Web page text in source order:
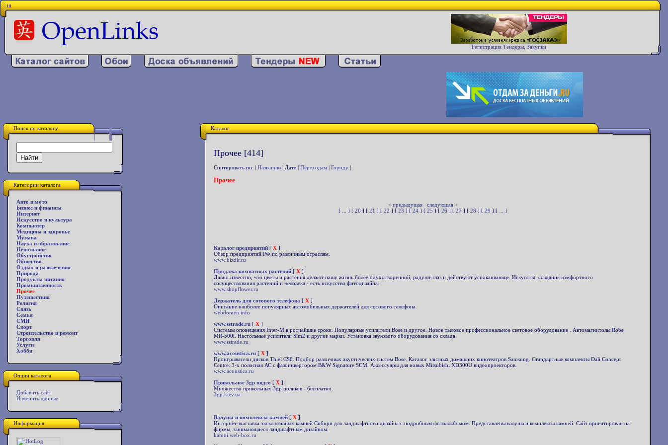
iii
Регистрация Тендеры, Закупки
Поиск по каталогу
Категории каталога
Авто и мото
Бизнес и финансы
Интернет
Искусство и культура
Компьютер
Медицина и здоровье
Музыка
Наука и образование
Непознаное
Обустройство
Общество
Отдых и развлечения
Природа
Продукты питания
Промышленность
Прочее
Путешествия
Религия
Связь
Семья
СМИ
Спорт
Строительство и ремонт
Торговля
Услуги
Хобби
Опции каталога
Добавить сайт
Изменить данные
Информация
Каталог
Прочее [414]
Сортировать по: | Названию | Дате | Переходам | Городу |
Прочее
< предыдущая
следующая >
[
] [ 20 ] [ 21 ] [ 22 ] [ 23 ] [ 24 ] [ 25 ] [ 26 ] [ 27 ] [ 28 ] [ 29 ] [ ]
Каталог предприятий [ X ]
Обзор предприятий РФ по различным отраслям.
www.bizdir.ru
Продажа комнатных растений [ X ]
Давно известно, что цветы и растения делают нашу жизнь более одухотворенной, радуют глаз и действуют успокаивающе. Искусство создания комфортного
сосуществования растений и человека - есть искусство фитодизайна.
www.shopflower.ru
Держатель для сотового телефона [ X ]
Описание наиболее популярных автомобильных держателей для сотового телефона
webdomen.info
www.sstrade.ru [ X ]
Системы оповещения Inter-M в ротчайшие сроки. Популярные усилители Bose и другое. Новое тыловое профессиональное световое оборудование . Автомагнитолы Robe
MR-500i. Настольные усилители Sim2 и другие марки. Установка звукового оборудования со склада.
www.sstrade.ru
www.acoustica.ru [ X ]
Проигрыватели дисков Thiel CS6. Подбор различных акустических систем Bose. Каталог элитных домашних кинотеатров Samsung. Стандартные комплекты Dali Concept
Centre. 3-х полосная АС с фазоинвертором B&W Signature SCM. Аксессуары для новых Mitsubishi XD300U видеопроекторов.
www.acoustica.ru
Прикольное 3gp видео [ X ]
Множество прикольных 3gp роликов - бесплатно.
3gp.kiev.ua
Валуны и комплексы камней [ X ]
Интернет-выставка эксклюзивных камней Сибири для ландшафтного дизайна с подробным фотоальбомом. Представлены валуны и комплексы камней. Сайт ориентирован на
фирмы, занимающиеся ландшафтным дизайном.
kamni.web-box.ru